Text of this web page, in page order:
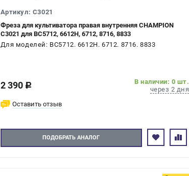
Артикул: C3021
Фреза для культиватора правая внутренняя CHAMPION
C3021 для ВС5712, 6612H, 6712, 8716, 8833
Для моделей: ВС5712. 6612H. 6712. 8716. 8833
2 390 c
В наличии: 0 шт.
через 2 дня
Оставить отзыв
ПОДОБРАТЬ АНАЛОГ